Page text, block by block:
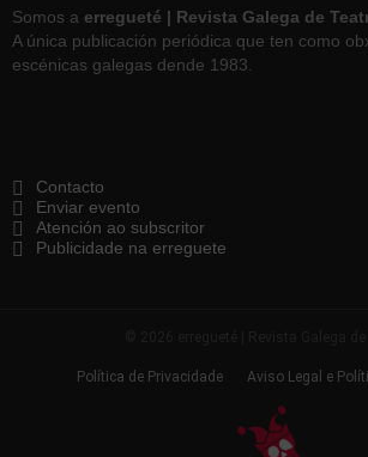
Somos a erregueté | Revista Galega de
A única publicación periódica que ten como
escénicas galegas dende 1983.
Contacto
Enviar evento
Atención ao subscritor
Publicidade na erreguete
Política de Privacidade Aviso Legal e